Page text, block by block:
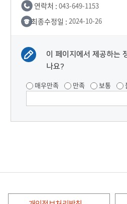
연락처 : 043-649-1153
최종수정일 : 2024-10-26
이 페이지에서 제공하는
나요?
매우만족 만족 보통